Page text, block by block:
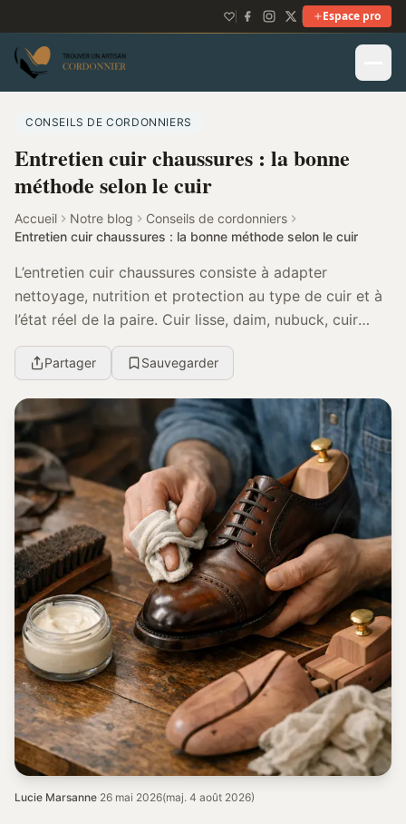
Espace pro
CONSEILS DE CORDONNIERS
Entretien cuir chaussures : la bonne
méthode selon le cuir
Accueil Notre blog
Conseils de cordonniers
Entretien cuir chaussures : la bonne méthode selon le cuir
L’entretien cuir chaussures consiste à adapter
nettoyage, nutrition et protection au type de cuir et à
l’état réel de la paire. Cuir lisse, daim, nubuck, cuir
gras ou vernis ne se traitent pas pareil,...
Partager Sauvegarder
Lucie Marsanne·26 mai 2026(maj. 4 août 2026)